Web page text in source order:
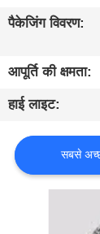
गुणवत्ता
हमसे
संपर्क
करें
पैकेजिंग विवरण:
आपूर्ति की क्षमता:
हाई लाइट:
सबसे